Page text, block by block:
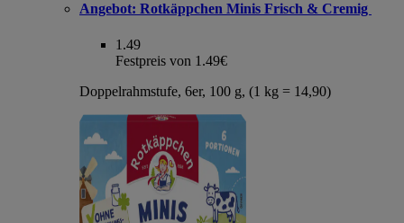
Angebot: Rotkäppchen Minis Frisch & Cremig
1.49
Festpreis von 1.49€
Doppelrahmstufe, 6er, 100 g, (1 kg = 14,90)